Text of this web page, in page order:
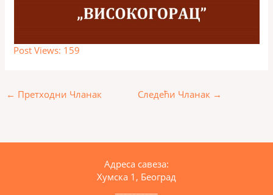
Post Views: 159
← Претходни Чланак Следећи Чланак →
Адреса савеза:
Хумска 1, Београд